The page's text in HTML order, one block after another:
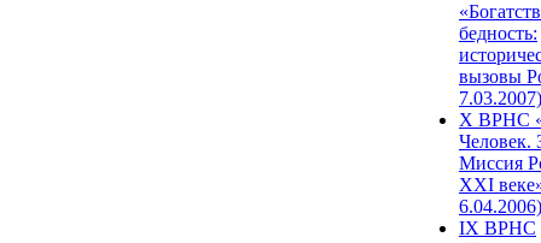
бедность:
вызовы
7.03.2007)
X ВРНС
Человек.
Миссия
XXI
6.04.2006)
IX ВРНС